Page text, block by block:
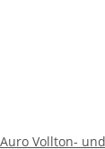
Auro Vollton-